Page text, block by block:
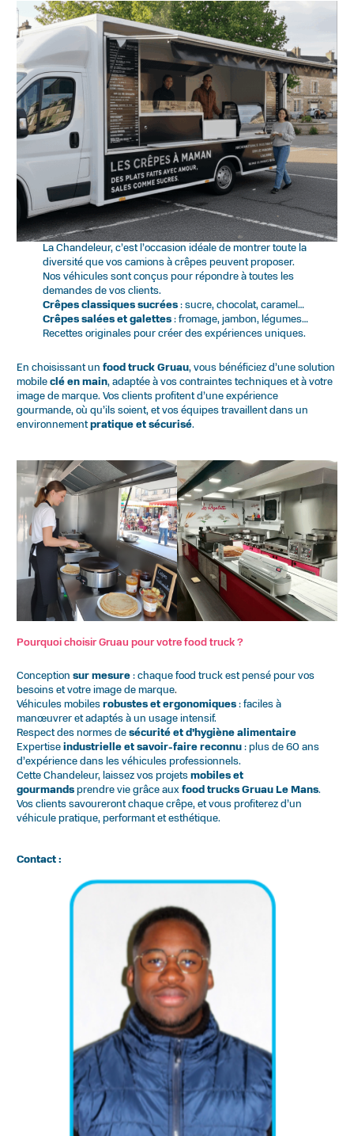
La Chandeleur, c’est l’occasion idéale de montrer toute la
diversité que vos camions à crêpes peuvent proposer.
Nos véhicules sont conçus pour répondre à toutes les
demandes de vos clients.
Crêpes classiques sucrées: sucre, chocolat, caramel…
Crêpes salées et galettes: fromage, jambon, légumes…
Recettes originales pour créer des expériences uniques.
En choisissant unfood truck Gruau, vous bénéficiez d’une solution
mobileclé en main, adaptée à vos contraintes techniques et à votre
image de marque. Vos clients profitent d’une expérience
gourmande, où qu’ils soient, et vos équipes travaillent dans un
environnement pratique et sécurisé.
Pourquoi choisir Gruau pour votre food truck ?
Conceptionsur mesure : chaque food truck est pensé pour vos
besoins et votre image de marque.
Véhicules mobilesrobustes et ergonomiques : faciles à
manœuvrer et adaptés à un usage intensif.
Respect des normes desécurité et d’hygiène alimentaire
Expertiseindustrielle et savoir-faire reconnu : plus de 60 ans
d’expérience dans les véhicules professionnels.
Cette Chandeleur, laissez vos projetsmobiles et
gourmands prendre vie grâce auxfood trucks Gruau Le Mans.
Vos clients savoureront chaque crêpe, et vous profiterez d’un
véhicule pratique, performant et esthétique.
Contact :